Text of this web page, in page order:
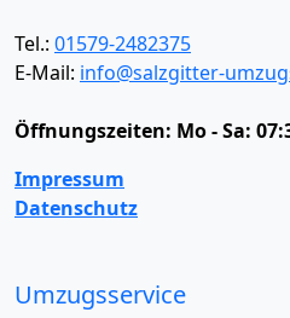
Tel.: 01579-2482375
E-Mail: info@salzgitter-
Öffnungszeiten: Mo - Sa:
Impressum
Datenschutz
Umzugsservice